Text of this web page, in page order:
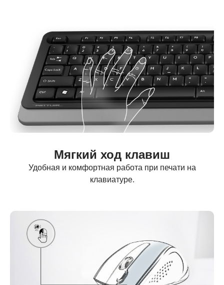
Мягкий ход клавиш
Удобная и комфортная работа при печати на
клавиатуре.